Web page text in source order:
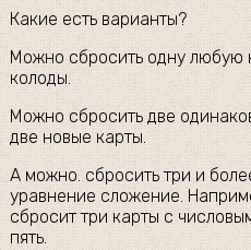
Какие есть варианты?
Можно сбросить одну любую
колоды.
Можно сбросить две
две новые карты.
А можно. сбросить три и
уравнение сложение.
сбросит три карты с
пять.